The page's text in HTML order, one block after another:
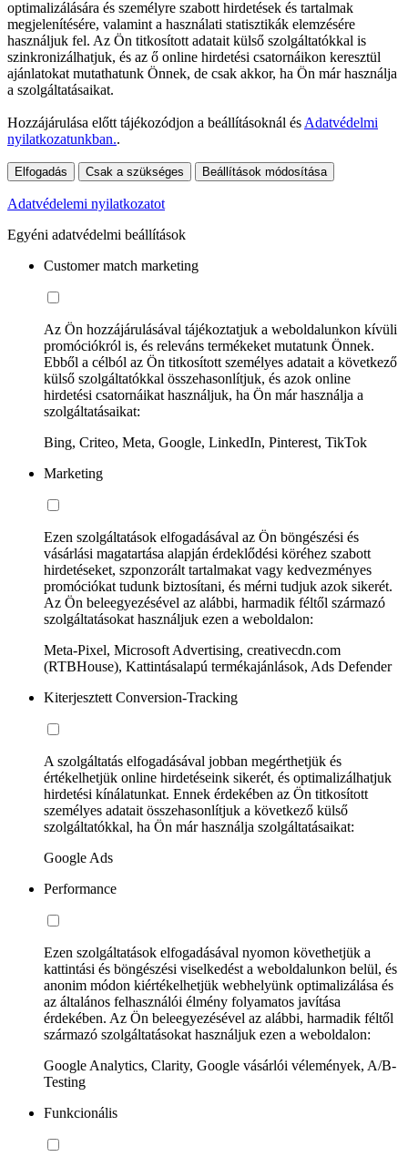
optimalizálására és személyre szabott hirdetések és tartalmak
megjelenítésére, valamint a használati statisztikák elemzésére
használjuk fel. Az Ön titkosított adatait külső szolgáltatókkal is
szinkronizálhatjuk, és az ő online hirdetési csatornáikon keresztül
ajánlatokat mutathatunk Önnek, de csak akkor, ha Ön már használja
a szolgáltatásaikat.
Hozzájárulása előtt tájékozódjon a beállításoknál és Adatvédelmi
nyilatkozatunkban..
Elfogadás Csak a szükséges Beállítások módosítása
Adatvédelemi nyilatkozatot
Egyéni adatvédelmi beállítások
Customer match marketing
Az Ön hozzájárulásával tájékoztatjuk a weboldalunkon kívüli
promóciókról is, és releváns termékeket mutatunk Önnek.
Ebből a célból az Ön titkosított személyes adatait a következő
külső szolgáltatókkal összehasonlítjuk, és azok online
hirdetési csatornáikat használjuk, ha Ön már használja a
szolgáltatásaikat:
Bing, Criteo, Meta, Google, LinkedIn, Pinterest, TikTok
Marketing
Ezen szolgáltatások elfogadásával az Ön böngészési és
vásárlási magatartása alapján érdeklődési köréhez szabott
hirdetéseket, szponzorált tartalmakat vagy kedvezményes
promóciókat tudunk biztosítani, és mérni tudjuk azok sikerét.
Az Ön beleegyezésével az alábbi, harmadik féltől származó
szolgáltatásokat használjuk ezen a weboldalon:
Meta-Pixel, Microsoft Advertising, creativecdn.com
(RTBHouse), Kattintásalapú termékajánlások, Ads Defender
Kiterjesztett Conversion-Tracking
A szolgáltatás elfogadásával jobban megérthetjük és
értékelhetjük online hirdetéseink sikerét, és optimalizálhatjuk
hirdetési kínálatunkat. Ennek érdekében az Ön titkosított
személyes adatait összehasonlítjuk a következő külső
szolgáltatókkal, ha Ön már használja szolgáltatásaikat:
Google Ads
Performance
Ezen szolgáltatások elfogadásával nyomon követhetjük a
kattintási és böngészési viselkedést a weboldalunkon belül, és
anonim módon kiértékelhetjük webhelyünk optimalizálása és
az általános felhasználói élmény folyamatos javítása
érdekében. Az Ön beleegyezésével az alábbi, harmadik féltől
származó szolgáltatásokat használjuk ezen a weboldalon:
Google Analytics, Clarity, Google vásárlói vélemények, A/B-
Testing
Funkcionális